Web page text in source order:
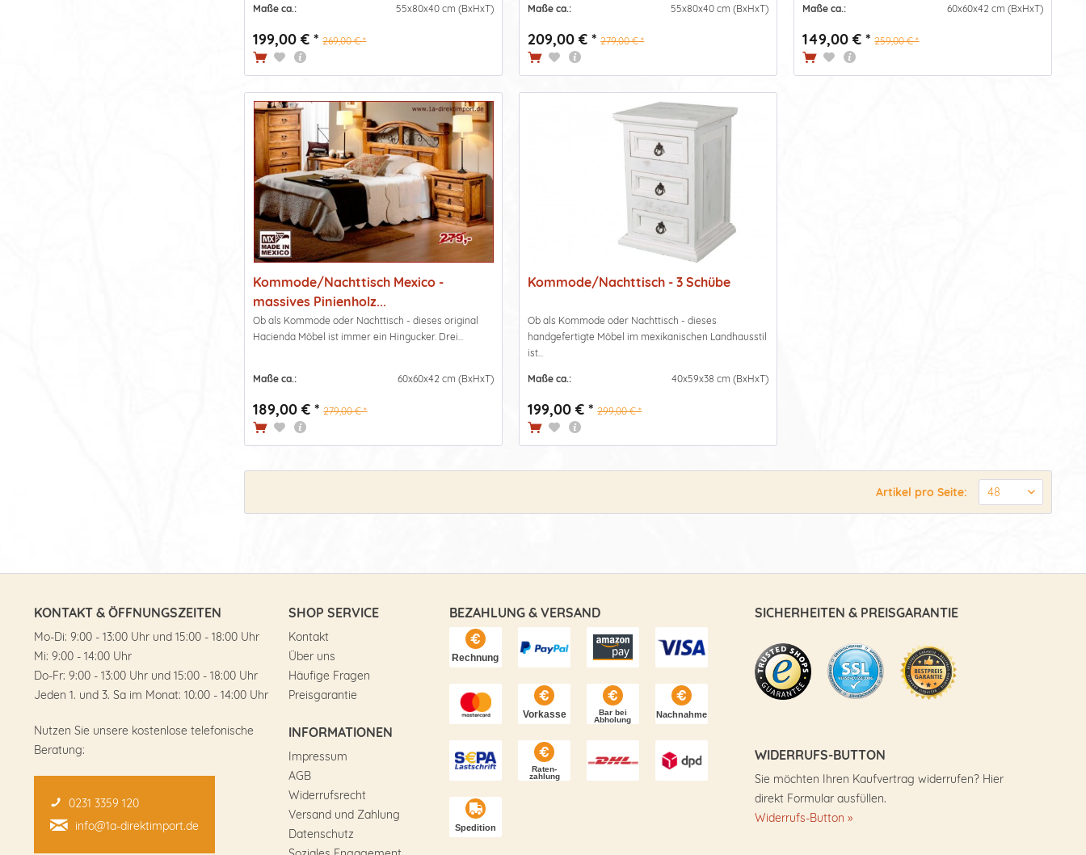
Maße ca.: 55x80x40 cm (BxHxT)
199,00 € * 269,00 € *
Maße ca.: 55x80x40 cm (BxHxT)
209,00 € * 279,00 € *
Maße ca.: 60x60x42 cm (BxHxT)
149,00 € * 259,00 € *
Kommode/Nachttisch Mexico -
massives Pinienholz...
Ob als Kommode oder Nachttisch - dieses original
Hacienda Möbel ist immer ein Hingucker. Drei...
Maße ca.: 60x60x42 cm (BxHxT)
189,00 € * 279,00 € *
Kommode/Nachttisch - 3 Schübe
Ob als Kommode oder Nachttisch - dieses
handgefertigte Möbel im mexikanischen Landhausstil
ist...
Maße ca.: 40x59x38 cm (BxHxT)
199,00 € * 299,00 € *
Artikel pro Seite:
KONTAKT & ÖFFNUNGSZEITEN
Mo-Di: 9:00 - 13:00 Uhr und 15:00 - 18:00 Uhr
Mi: 9:00 - 14:00 Uhr
Do-Fr: 9:00 - 13:00 Uhr und 15:00 - 18:00 Uhr
Jeden 1. und 3. Sa im Monat: 10:00 - 14:00 Uhr
Nutzen Sie unsere kostenlose telefonische
Beratung:
0231 3359 120
info@1a-direktimport.de
SHOP SERVICE
Kontakt
Über uns
Häufige Fragen
Preisgarantie
INFORMATIONEN
Impressum
AGB
Widerrufsrecht
Versand und Zahlung
Datenschutz
BEZAHLUNG & VERSAND SICHERHEITEN & PREISGARANTIE
WIDERRUFS-BUTTON
Sie möchten Ihren Kaufvertrag widerrufen? Hier
direkt Formular ausfüllen.
Widerrufs-Button »